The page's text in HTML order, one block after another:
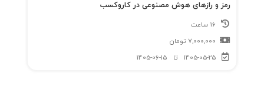
رمز و رازهای هوش مصنوعی در کاروکسب
7,000,000 تومان
1405-05-25
تا 1405-06-15